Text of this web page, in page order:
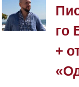
го
+